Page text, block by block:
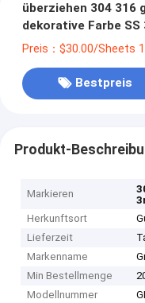
überziehen 304 316
dekorative Farbe SS
Preis：$30.00/Sheets
Bestpreis
Produkt-
Markieren
Herkunftsort
Lieferzeit
Markenname
Min Bestellmenge
Modellnummer